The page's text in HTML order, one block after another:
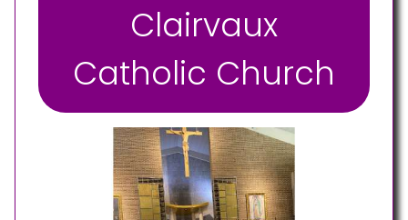
Clairvaux
Catholic Church